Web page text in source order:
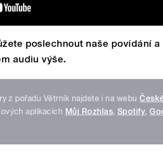
poslechnout naše povídání a
audiu výše.
z pořadu Větrník najdete i na webu
aplikacích Můj Rozhlas, Spotify,